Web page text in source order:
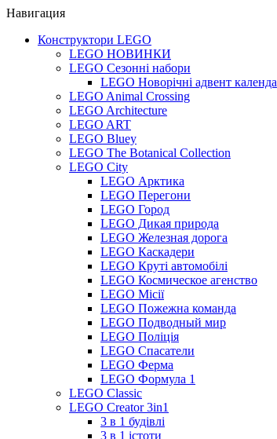
Навигация
Конструктори LEGO
LEGO НОВИНКИ
LEGO Сезонні набори
LEGO Новорічні адвент
LEGO Animal Crossing
LEGO Architecture
LEGO ART
LEGO Bluey
LEGO The Botanical Collection
LEGO City
LEGO Арктика
LEGO Перегони
LEGO Город
LEGO Дикая природа
LEGO Железная дорога
LEGO Каскадери
LEGO Круті автомобілі
LEGO Космическое агенство
LEGO Місії
LEGO Пожежна команда
LEGO Подводный мир
LEGO Поліція
LEGO Спасатели
LEGO Ферма
LEGO Формула 1
LEGO Classic
LEGO Creator 3in1
3 в 1 будівлі
3 в 1 істоти